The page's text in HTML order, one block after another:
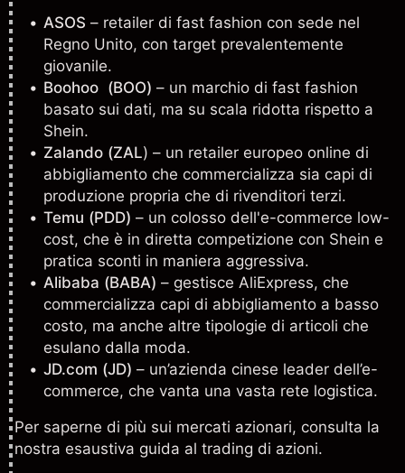
ASOS – retailer di fast fashion con sede nel
Regno Unito, con target prevalentemente
giovanile.
Boohoo (BOO) – un marchio di fast fashion
basato sui dati, ma su scala ridotta rispetto a
Shein.
Zalando (ZAL) – un retailer europeo online di
abbigliamento che commercializza sia capi di
produzione propria che di rivenditori terzi.
Temu (PDD) – un colosso dell'e-commerce low-
cost, che è in diretta competizione con Shein e
pratica sconti in maniera aggressiva.
Alibaba (BABA) – gestisce AliExpress, che
commercializza capi di abbigliamento a basso
costo, ma anche altre tipologie di articoli che
esulano dalla moda.
JD.com (JD) – un’azienda cinese leader dell’e-
commerce, che vanta una vasta rete logistica.
Per saperne di più sui mercati azionari, consulta la
nostra esaustiva guida al trading di azioni.